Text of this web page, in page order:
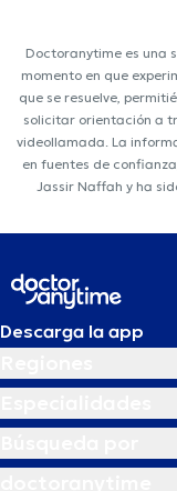
Doctoranytime es una
momento en que
que se resuelve,
solicitar orientación a
videollamada. La
en fuentes de
Jassir Naffah y ha
Descarga la app